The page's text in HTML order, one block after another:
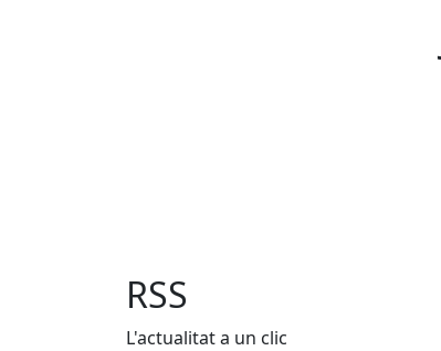
RSS
L'actualitat a un clic